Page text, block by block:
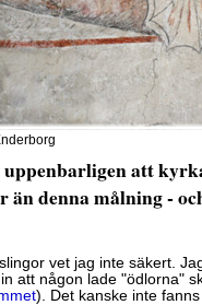
att
än denna målning -
vet jag inte säkert.
att någon lade "ödlorna"
). Det kanske inte